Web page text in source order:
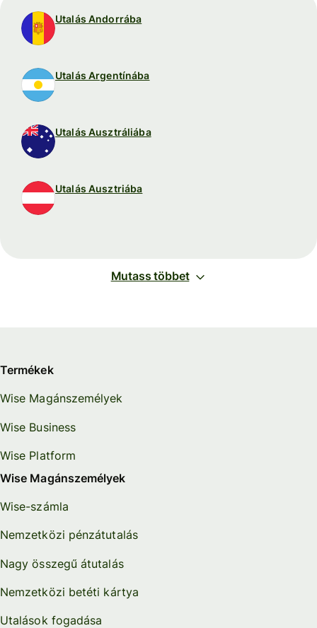
Utalás Andorrába
Utalás Argentínába
Utalás Ausztráliába
Utalás Ausztriába
Mutass többet
Termékek
Wise Magánszemélyek
Wise Business
Wise Platform
Wise Magánszemélyek
Wise-számla
Nemzetközi pénzátutalás
Nagy összegű átutalás
Nemzetközi betéti kártya
Utalások fogadása